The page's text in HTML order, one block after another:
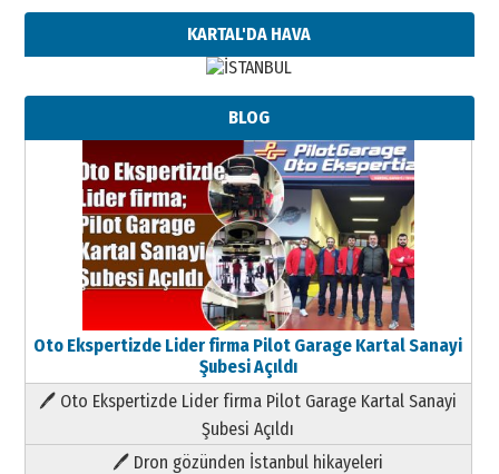
KARTAL'DA HAVA
BLOG
Oto Ekspertizde Lider firma Pilot Garage Kartal Sanayi
Şubesi Açıldı
🖊 Oto Ekspertizde Lider firma Pilot Garage Kartal Sanayi
Şubesi Açıldı
🖊 Dron gözünden İstanbul hikayeleri